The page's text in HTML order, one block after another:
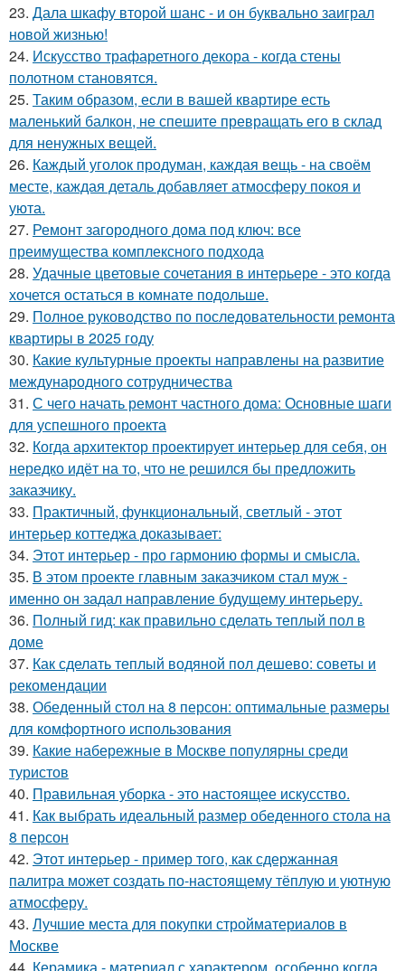
23. Дала шкафу второй шанс - и он буквально заиграл
новой жизнью!
24. Искусство трафаретного декора - когда стены
полотном становятся.
25. Таким образом, если в вашей квартире есть
маленький балкон, не спешите превращать его в склад
для ненужных вещей.
26. Каждый уголок продуман, каждая вещь - на своём
месте, каждая деталь добавляет атмосферу покоя и
уюта.
27. Ремонт загородного дома под ключ: все
преимущества комплексного подхода
28. Удачные цветовые сочетания в интерьере - это когда
хочется остаться в комнате подольше.
29. Полное руководство по последовательности ремонта
квартиры в 2025 году
30. Какие культурные проекты направлены на развитие
международного сотрудничества
31. С чего начать ремонт частного дома: Основные шаги
для успешного проекта
32. Когда архитектор проектирует интерьер для себя, он
нередко идёт на то, что не решился бы предложить
заказчику.
33. Практичный, функциональный, светлый - этот
интерьер коттеджа доказывает:
34. Этот интерьер - про гармонию формы и смысла.
35. В этом проекте главным заказчиком стал муж -
именно он задал направление будущему интерьеру.
36. Полный гид: как правильно сделать теплый пол в
доме
37. Как сделать теплый водяной пол дешево: советы и
рекомендации
38. Обеденный стол на 8 персон: оптимальные размеры
для комфортного использования
39. Какие набережные в Москве популярны среди
туристов
40. Правильная уборка - это настоящее искусство.
41. Как выбрать идеальный размер обеденного стола на
8 персон
42. Этот интерьер - пример того, как сдержанная
палитра может создать по-настоящему тёплую и уютную
атмосферу.
43. Лучшие места для покупки стройматериалов в
Москве